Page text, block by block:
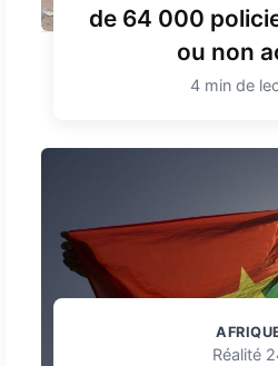
de 64 000
ou non
4 min de
Réalité